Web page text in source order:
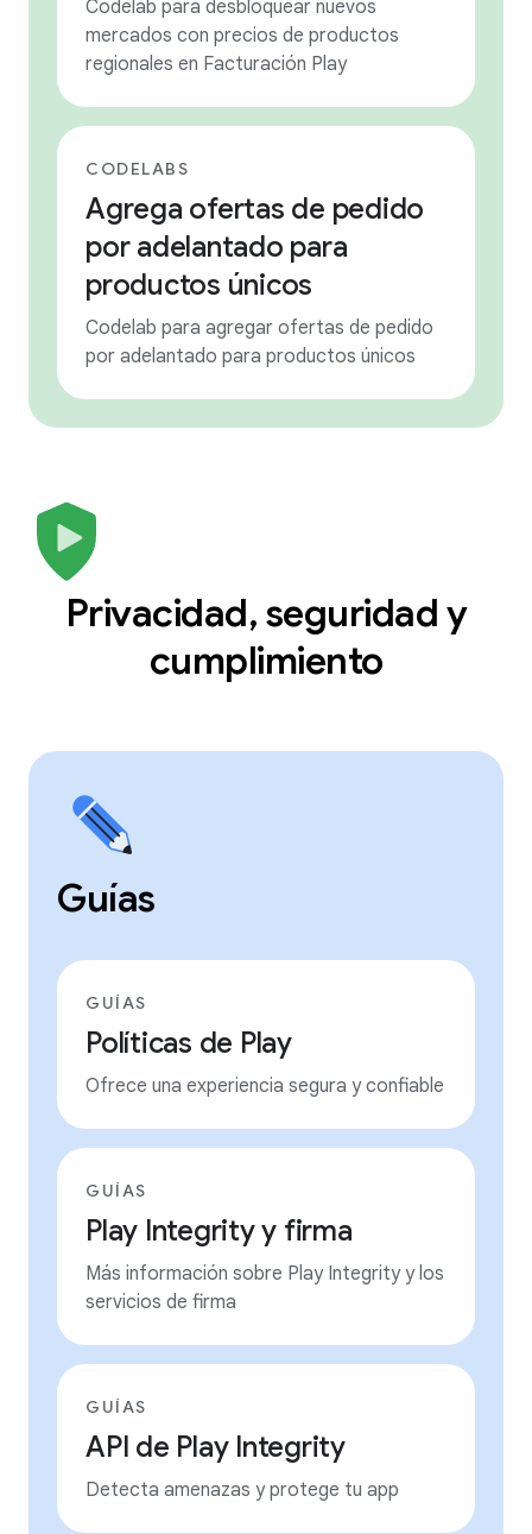
Codelab para desbloquear nuevos
mercados con precios de productos
regionales en Facturación Play
CODELABS
Agrega ofertas de pedido
por adelantado para
productos únicos
Codelab para agregar ofertas de pedido
por adelantado para productos únicos
Privacidad, seguridad y
cumplimiento
Guías
GUÍAS
Políticas de Play
Ofrece una experiencia segura y confiable
GUÍAS
Play Integrity y firma
Más información sobre Play Integrity y los
servicios de firma
GUÍAS
API de Play Integrity
Detecta amenazas y protege tu app